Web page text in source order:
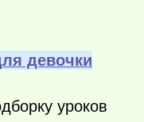
девочки
уроков